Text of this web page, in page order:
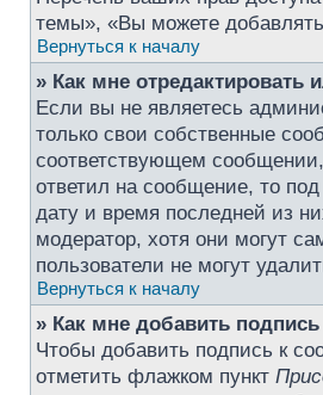
темы», «Вы можете
Вернуться к началу
» Как мне отредактировать
Если вы не являетесь
только свои собственные
соответствующем сообщении,
ответил на сообщение, то
дату и время последней из
модератор, хотя они могут
пользователи не могут
Вернуться к началу
» Как мне добавить
Чтобы добавить подпись к
отметить флажком пункт